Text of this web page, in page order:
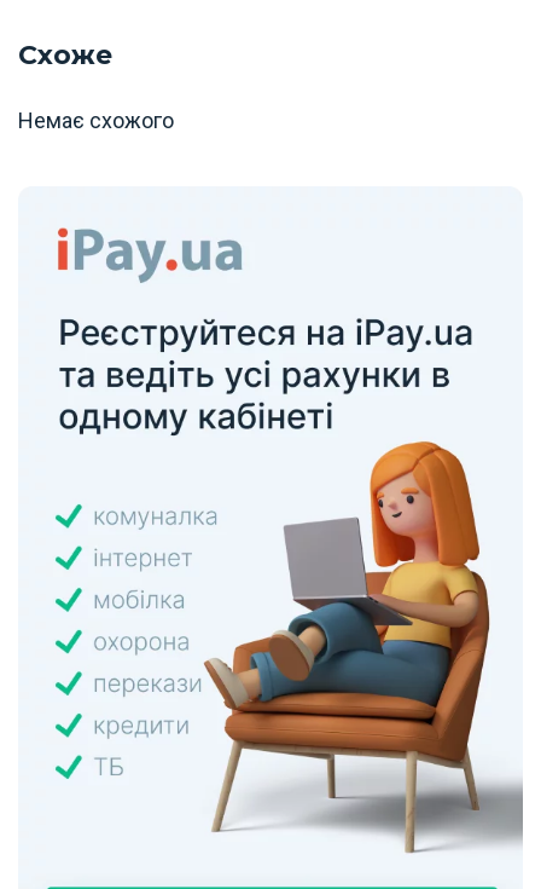
Схоже
Немає схожого